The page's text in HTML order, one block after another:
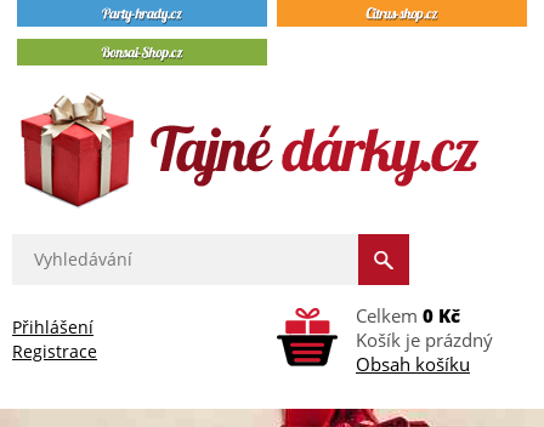
Přihlášení
Registrace
Celkem 0 Kč
Košík je prázdný
Obsah košíku